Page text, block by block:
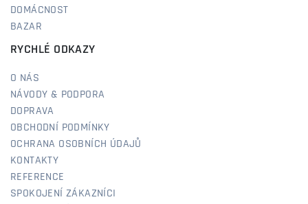
DOMÁCNOST
BAZAR
RYCHLÉ ODKAZY
O NÁS
NÁVODY & PODPORA
DOPRAVA
OBCHODNÍ PODMÍNKY
OCHRANA OSOBNÍCH ÚDAJŮ
KONTAKTY
REFERENCE
SPOKOJENÍ ZÁKAZNÍCI